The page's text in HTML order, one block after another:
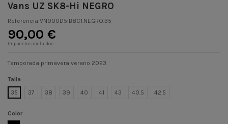
Vans UZ SK8-Hi NEGRO
Referencia VN000D5IB8C1.NEGRO.35
90,00 €
Impuestos incluidos
Temporada primavera verano 2023
Talla
35
37 38 39 40 41 43 40.5 42.5
Color